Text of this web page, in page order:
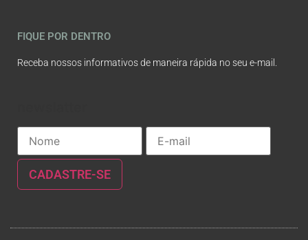
FIQUE POR DENTRO
Receba nossos informativos de maneira rápida no seu e-mail.